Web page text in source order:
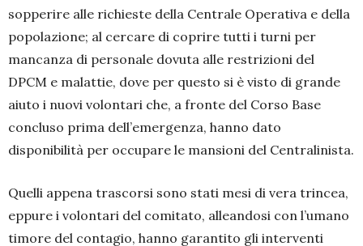
sopperire alle richieste della Centrale Operativa e della
popolazione; al cercare di coprire tutti i turni per
mancanza di personale dovuta alle restrizioni del
DPCM e malattie, dove per questo si è visto di grande
aiuto i nuovi volontari che, a fronte del Corso Base
concluso prima dell’emergenza, hanno dato
disponibilità per occupare le mansioni del Centralinista.
Quelli appena trascorsi sono stati mesi di vera trincea,
eppure i volontari del comitato, alleandosi con l’umano
timore del contagio, hanno garantito gli interventi